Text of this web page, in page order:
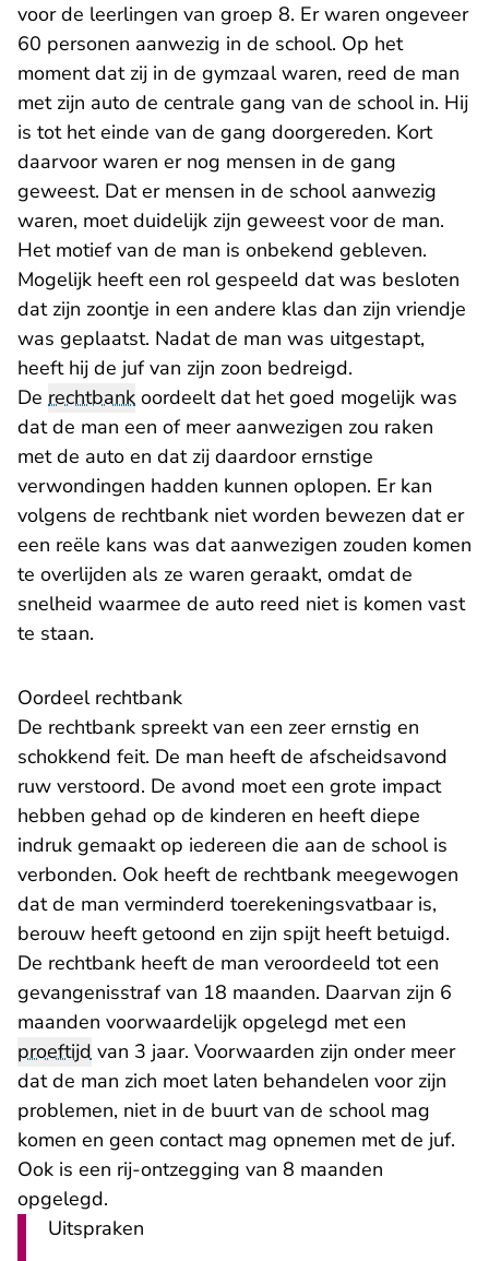
voor de leerlingen van groep 8. Er waren ongeveer
60 personen aanwezig in de school. Op het
moment dat zij in de gymzaal waren, reed de man
met zijn auto de centrale gang van de school in. Hij
is tot het einde van de gang doorgereden. Kort
daarvoor waren er nog mensen in de gang
geweest. Dat er mensen in de school aanwezig
waren, moet duidelijk zijn geweest voor de man.
Het motief van de man is onbekend gebleven.
Mogelijk heeft een rol gespeeld dat was besloten
dat zijn zoontje in een andere klas dan zijn vriendje
was geplaatst. Nadat de man was uitgestapt,
heeft hij de juf van zijn zoon bedreigd.
De rechtbank oordeelt dat het goed mogelijk was
dat de man een of meer aanwezigen zou raken
met de auto en dat zij daardoor ernstige
verwondingen hadden kunnen oplopen. Er kan
volgens de rechtbank niet worden bewezen dat er
een reële kans was dat aanwezigen zouden komen
te overlijden als ze waren geraakt, omdat de
snelheid waarmee de auto reed niet is komen vast
te staan.
Oordeel rechtbank
De rechtbank spreekt van een zeer ernstig en
schokkend feit. De man heeft de afscheidsavond
ruw verstoord. De avond moet een grote impact
hebben gehad op de kinderen en heeft diepe
indruk gemaakt op iedereen die aan de school is
verbonden. Ook heeft de rechtbank meegewogen
dat de man verminderd toerekeningsvatbaar is,
berouw heeft getoond en zijn spijt heeft betuigd.
De rechtbank heeft de man veroordeeld tot een
gevangenisstraf van 18 maanden. Daarvan zijn 6
maanden voorwaardelijk opgelegd met een
proeftijd van 3 jaar. Voorwaarden zijn onder meer
dat de man zich moet laten behandelen voor zijn
problemen, niet in de buurt van de school mag
komen en geen contact mag opnemen met de juf.
Ook is een rij-ontzegging van 8 maanden
opgelegd.
Uitspraken